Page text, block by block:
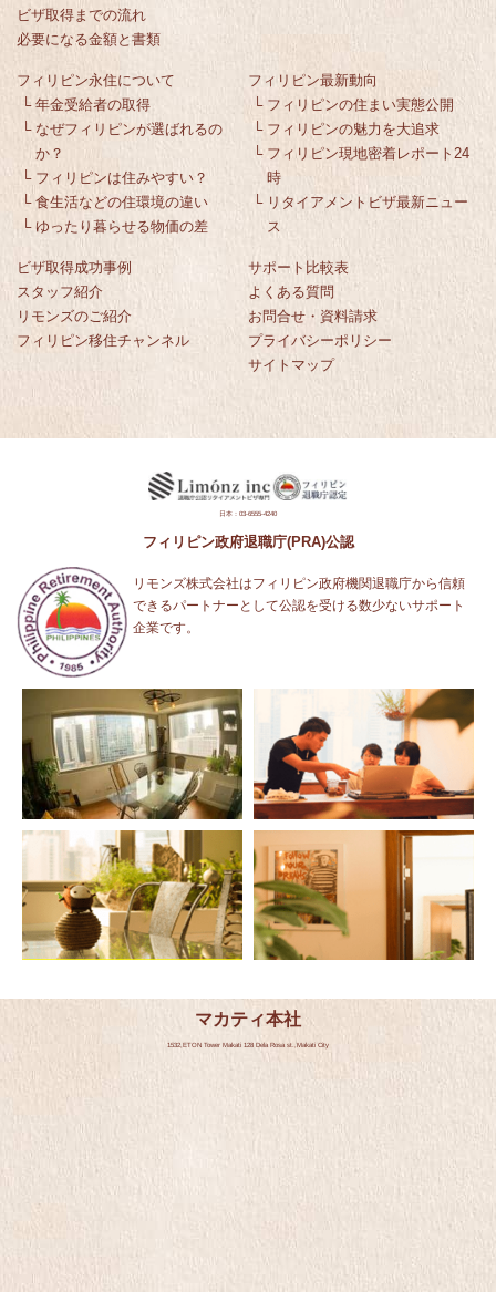
ビザ取得までの流れ
必要になる金額と書類
フィリピン永住について
└ 年金受給者の取得
└ なぜフィリピンが選ばれるの
か？
└ フィリピンは住みやすい？
└ 食生活などの住環境の違い
└ ゆったり暮らせる物価の差
フィリピン最新動向
└ フィリピンの住まい実態公開
└ フィリピンの魅力を大追求
└ フィリピン現地密着レポート24
時
└ リタイアメントビザ最新ニュー
ス
ビザ取得成功事例
スタッフ紹介
リモンズのご紹介
フィリピン移住チャンネル
サポート比較表
よくある質問
お問合せ・資料請求
プライバシーポリシー
サイトマップ
日本：03-6555-4240
フィリピン政府退職庁(PRA)公認
リモンズ株式会社はフィリピン政府機関退職庁から信頼
できるパートナーとして公認を受ける数少ないサポート
企業です。
マカティ本社
1532,ETON Tower Makati 128 Dela Rosa st.,Makati City